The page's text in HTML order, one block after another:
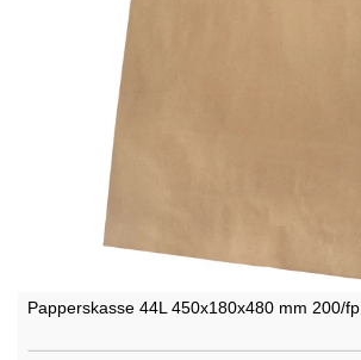
Papperskasse 44L 450x180x480 mm 200/fp